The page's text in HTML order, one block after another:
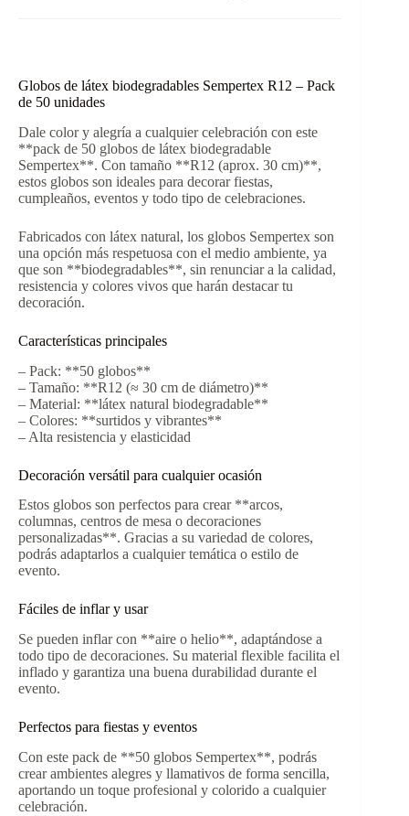
Globos de látex biodegradables Sempertex R12 – Pack
de 50 unidades
Dale color y alegría a cualquier celebración con este
**pack de 50 globos de látex biodegradable
Sempertex**. Con tamaño **R12 (aprox. 30 cm)**,
estos globos son ideales para decorar fiestas,
cumpleaños, eventos y todo tipo de celebraciones.
Fabricados con látex natural, los globos Sempertex son
una opción más respetuosa con el medio ambiente, ya
que son **biodegradables**, sin renunciar a la calidad,
resistencia y colores vivos que harán destacar tu
decoración.
Características principales
– Pack: **50 globos**
– Tamaño: **R12 (≈ 30 cm de diámetro)**
– Material: **látex natural biodegradable**
– Colores: **surtidos y vibrantes**
– Alta resistencia y elasticidad
Decoración versátil para cualquier ocasión
Estos globos son perfectos para crear **arcos,
columnas, centros de mesa o decoraciones
personalizadas**. Gracias a su variedad de colores,
podrás adaptarlos a cualquier temática o estilo de
evento.
Fáciles de inflar y usar
Se pueden inflar con **aire o helio**, adaptándose a
todo tipo de decoraciones. Su material flexible facilita el
inflado y garantiza una buena durabilidad durante el
evento.
Perfectos para fiestas y eventos
Con este pack de **50 globos Sempertex**, podrás
crear ambientes alegres y llamativos de forma sencilla,
aportando un toque profesional y colorido a cualquier
celebración.